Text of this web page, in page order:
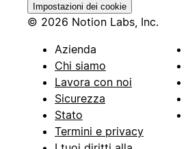
Impostazioni dei cookie
© 2026 Notion Labs, Inc.
Azienda
Chi siamo
Lavora con noi
Sicurezza
Stato
Termini e privacy